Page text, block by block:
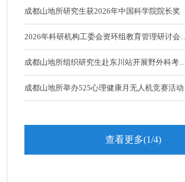
专题实践活动
成都山地所研究生获2026年中国科学院院长奖
2026年科研机构工委会资环组教育管理研讨会在
成都召开
成都山地所组织研究生赴东川站开展野外科考实
践
成都山地所举办525心理健康月无人机竞赛活动
查看更多(1/4)